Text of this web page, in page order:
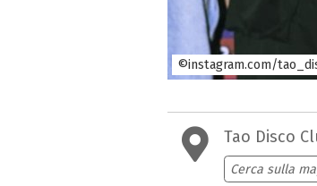
©instagram.com/
Tao Disco
Cerca sulla